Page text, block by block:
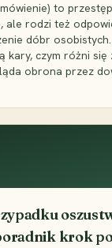
to
ale rodzi też
dóbr osobistych.
kary, czym różni się
obrona przez
krok